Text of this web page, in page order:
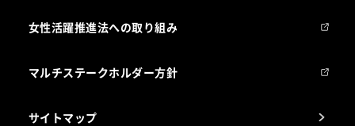
女性活躍推進法への取り組み
マルチステークホルダー方針
サイトマップ